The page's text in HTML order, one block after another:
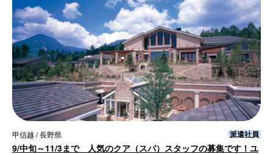
甲信越 / 長野県 派遣社員
9/中旬～11/3まで 人気のクア（スパ）スタッフの募集です！ユ